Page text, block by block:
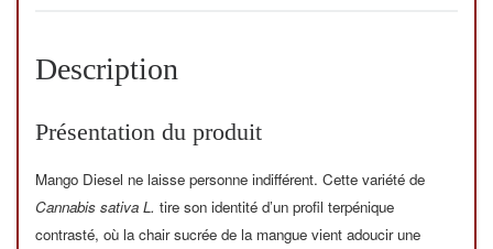
Description
Présentation du produit
Mango Diesel ne laisse personne indifférent. Cette variété de
Cannabis sativa L. tire son identité d’un profil terpénique
contrasté, où la chair sucrée de la mangue vient adoucir une